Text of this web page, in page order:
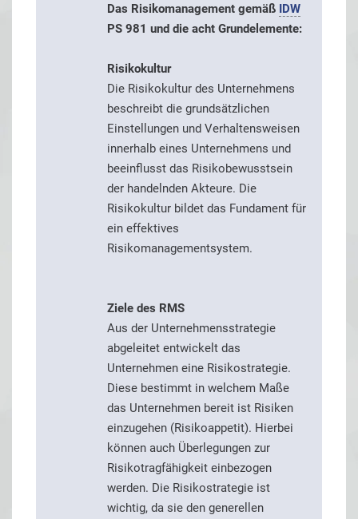
Das Risikomanagement gemäß IDW
PS 981 und die acht Grundelemente:
Risikokultur
Die Risikokultur des Unternehmens
beschreibt die grundsätzlichen
Einstellungen und Verhaltensweisen
innerhalb eines Unternehmens und
beeinflusst das Risikobewusstsein
der handelnden Akteure. Die
Risikokultur bildet das Fundament für
ein effektives
Risikomanagementsystem.
Ziele des RMS
Aus der Unternehmensstrategie
abgeleitet entwickelt das
Unternehmen eine Risikostrategie.
Diese bestimmt in welchem Maße
das Unternehmen bereit ist Risiken
einzugehen (Risikoappetit). Hierbei
können auch Überlegungen zur
Risikotragfähigkeit einbezogen
werden. Die Risikostrategie ist
wichtig, da sie den generellen